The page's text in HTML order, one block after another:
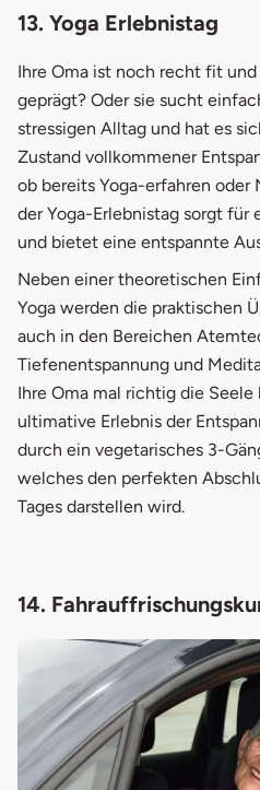
13. Yoga Erlebnistag
Ihre Oma ist noch recht fit
geprägt? Oder sie sucht
stressigen Alltag und hat es
Zustand vollkommener
ob bereits Yoga-erfahren
der Yoga-Erlebnistag sorgt für
und bietet eine entspannte
Neben einer theoretischen
Yoga werden die praktischen
auch in den Bereichen
Tiefenentspannung und
Ihre Oma mal richtig die Seele
ultimative Erlebnis der
durch ein vegetarisches 3-
welches den perfekten
Tages darstellen wird.
14.